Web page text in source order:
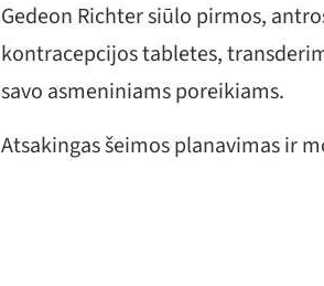
Gedeon Richter siūlo pirmos,
kontracepcijos tabletes,
savo asmeniniams poreikiams.
Atsakingas šeimos planavimas ir